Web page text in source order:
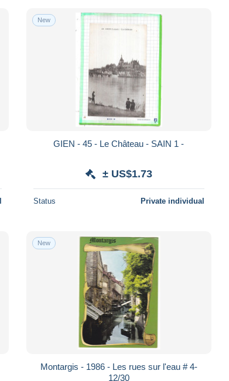
New
GIEN - 45 - Le Château - SAIN 1 -
± US$1.73
Status Private individual
New
Montargis - 1986 - Les rues sur l'eau # 4-
12/30